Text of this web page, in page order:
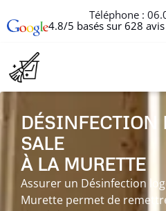
Téléphone :
4.8/5 basés sur 628 avis
DÉSINFECTION
SALE
À LA MURETTE
Assurer un Désinfection
Murette permet de